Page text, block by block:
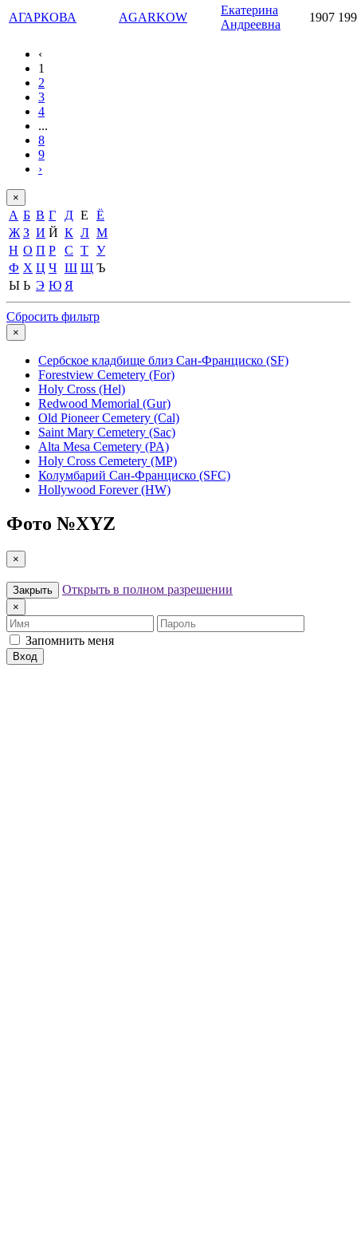
АГАРКОВА AGARKOW
Екатерина
Андреевна
1907
‹
1
2
3
4
...
8
9
›
×
А Б В Г Д Е
Ё
Ж З И Й К Л М
Н О П Р С Т У
Ф Х Ц Ч Ш Щ Ъ
Ы Ь Э Ю Я
Сбросить фильтр
×
Сербское кладбище близ Сан-Франциско (SF)
Forestview Cemetery (For)
Holy Cross (Hel)
Redwood Memorial (Gur)
Old Pioneer Cemetery (Cal)
Saint Mary Cemetery (Sac)
Alta Mesa Cemetery (PA)
Holy Cross Cemetery (MP)
Колумбарий Сан-Франциско (SFC)
Hollywood Forever (HW)
Фото №XYZ
×
Закрыть Открыть в полном разрешении
×
Имя
Пароль
Запомнить меня
Вход